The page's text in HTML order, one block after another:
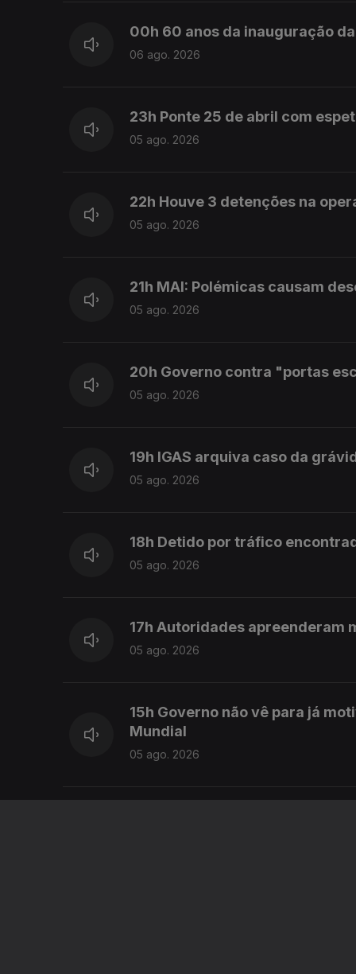
00h 60 anos da inauguração
06 ago. 2026
23h Ponte 25 de abril com
05 ago. 2026
22h Houve 3 detenções na
05 ago. 2026
21h MAI: Polémicas causam
05 ago. 2026
20h Governo contra "portas
05 ago. 2026
19h IGAS arquiva caso da
05 ago. 2026
18h Detido por tráfico
05 ago. 2026
17h Autoridades apreenderam
05 ago. 2026
15h Governo não vê para já
Mundial
05 ago. 2026